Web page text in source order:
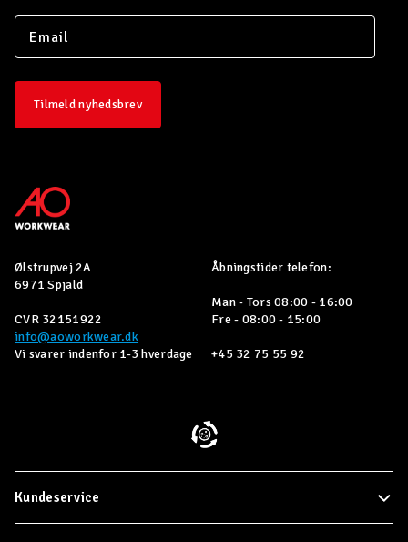
Tilmeld nyhedsbrev
Ølstrupvej 2A
6971 Spjald
CVR 32151922
info@aoworkwear.dk
Vi svarer indenfor 1-3 hverdage
Åbningstider telefon:
Man - Tors 08:00 - 16:00
Fre - 08:00 - 15:00
+45 32 75 55 92
Kundeservice